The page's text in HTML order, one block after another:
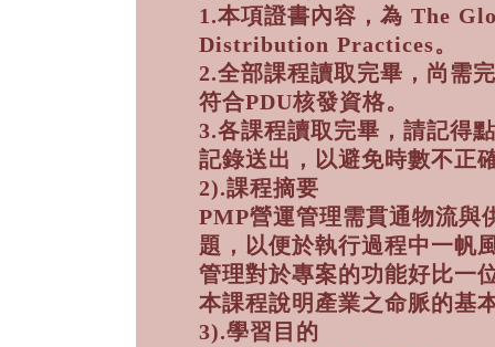
1.本項證書內容，為 The
Distribution Practices。
2.全部課程讀取完畢，尚需
符合PDU核發資格。
3.各課程讀取完畢，請記得
記錄送出，以避免時數不正
2).課程摘要
PMP營運管理需貫通物流與
題，以便於執行過程中一帆
管理對於專案的功能好比一
本課程說明產業之命脈的基
3).學習目的